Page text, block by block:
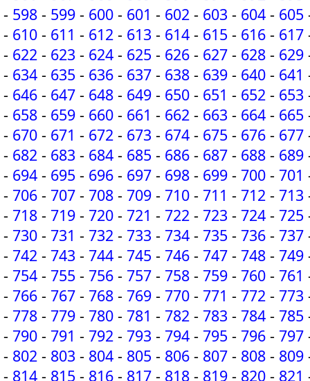
- 598 - 599 - 600 - 601 - 602 - 603 - 604 - 605
- 610 - 611 - 612 - 613 - 614 - 615 - 616 - 617
- 622 - 623 - 624 - 625 - 626 - 627 - 628 - 629
- 634 - 635 - 636 - 637 - 638 - 639 - 640 - 641
- 646 - 647 - 648 - 649 - 650 - 651 - 652 - 653
- 658 - 659 - 660 - 661 - 662 - 663 - 664 - 665
- 670 - 671 - 672 - 673 - 674 - 675 - 676 - 677
- 682 - 683 - 684 - 685 - 686 - 687 - 688 - 689
- 694 - 695 - 696 - 697 - 698 - 699 - 700 - 701
- 706 - 707 - 708 - 709 - 710 - 711 - 712 - 713
- 718 - 719 - 720 - 721 - 722 - 723 - 724 - 725
- 730 - 731 - 732 - 733 - 734 - 735 - 736 - 737
- 742 - 743 - 744 - 745 - 746 - 747 - 748 - 749
- 754 - 755 - 756 - 757 - 758 - 759 - 760 - 761
- 766 - 767 - 768 - 769 - 770 - 771 - 772 - 773
- 778 - 779 - 780 - 781 - 782 - 783 - 784 - 785
- 790 - 791 - 792 - 793 - 794 - 795 - 796 - 797
- 802 - 803 - 804 - 805 - 806 - 807 - 808 - 809
- 814 - 815 - 816 - 817 - 818 - 819 - 820 - 821